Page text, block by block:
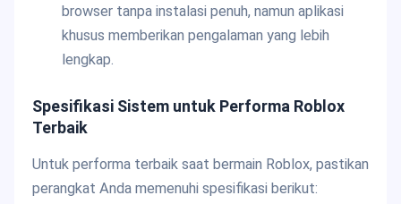
browser tanpa instalasi penuh, namun aplikasi
khusus memberikan pengalaman yang lebih
lengkap.
Spesifikasi Sistem untuk Performa Roblox
Terbaik
Untuk performa terbaik saat bermain Roblox, pastikan
perangkat Anda memenuhi spesifikasi berikut: